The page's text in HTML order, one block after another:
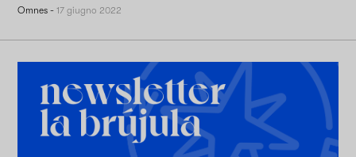
Omnes -17 giugno 2022